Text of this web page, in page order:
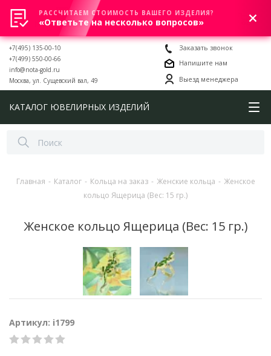
0
+7(495) 135-00-10
+7(499) 550-00-66
info@nota-gold.ru
Москва, ул. Сущевский вал, 49
Заказать звонок
Напишите нам
Выезд менеджера
КАТАЛОГ ЮВЕЛИРНЫХ ИЗДЕЛИЙ
Главная - Каталог - Кольца на заказ - Женские кольца - Женское
кольцо Ящерица (Вес: 15 гр.)
Женское кольцо Ящерица (Вес: 15 гр.)
Артикул: i1799
РАССЧИТАЕМ СТОИМОСТЬ ВАШЕГО ИЗДЕЛИЯ?
«Ответьте на несколько вопросов»